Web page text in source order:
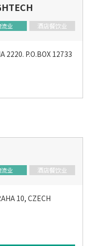
业 酒店餐饮业
2220. P.O.BOX 12733
业 酒店餐饮业
10, CZECH